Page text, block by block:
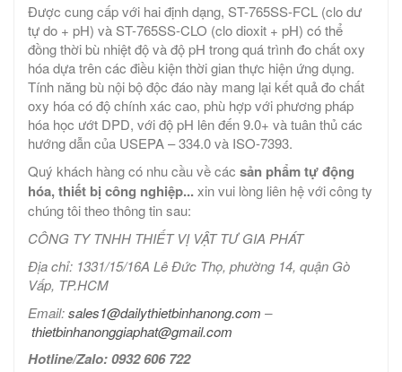
Được cung cấp với hai định dạng, ST-765SS-FCL (clo dư
tự do + pH) và ST-765SS-CLO (clo dioxit + pH) có thể
đồng thời bù nhiệt độ và độ pH trong quá trình đo chất oxy
hóa dựa trên các điều kiện thời gian thực hiện ứng dụng.
Tính năng bù nội bộ độc đáo này mang lại kết quả đo chất
oxy hóa có độ chính xác cao, phù hợp với phương pháp
hóa học ướt DPD, với độ pH lên đến 9.0+ và tuân thủ các
hướng dẫn của USEPA – 334.0 và ISO-7393.
Quý khách hàng có nhu cầu về các sản phẩm tự động
hóa, thiết bị công nghiệp...xin vui lòng liên hệ với công ty
chúng tôi theo thông tin sau:
CÔNG TY TNHH THIẾT VỊ VẬT TƯ GIA PHÁT
Địa chỉ: 1331/15/16A Lê Đức Thọ, phường 14, quận Gò
Vấp, TP.HCM
Email:sales1@dailythietbinhanong.com –
thietbinhanonggiaphat@gmail.com
Hotline/Zalo: 0932 606 722